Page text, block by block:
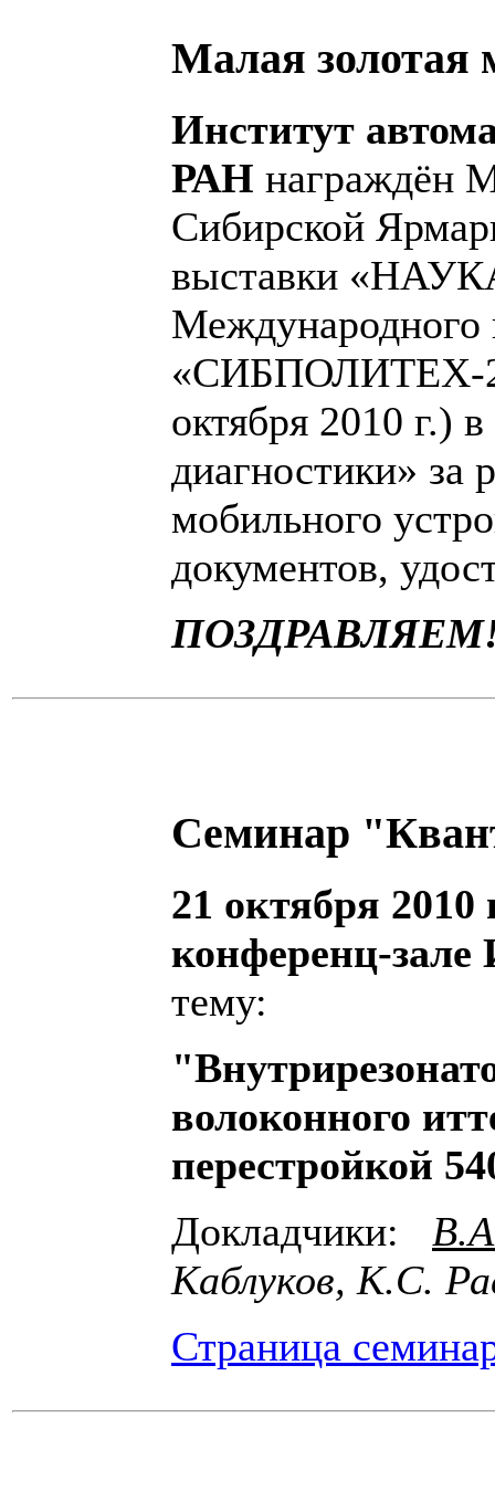
Малая золотая
Институт
РАН награждён
Сибирской
выставки
«СИБПОЛИТЕХ-
октября 2010 г.)
диагностики» за
мобильного
документов,
Семинар
21 октября 2010
конференц-
тему:
волоконного
перестройкой
Докладчики:
Каблуков, К.С.
Страница